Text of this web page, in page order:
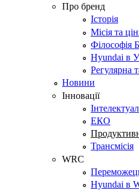
Про бренд
Історія
Місія та
Філософія
Hyundai в
Регулярна
Новини
Інновації
ЕКО
Трансмісія
WRC
Hyundai в